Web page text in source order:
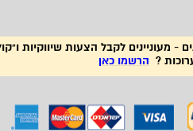
- מעוניינים לקבל הצעות שיווקיות
? הרשמו כאן